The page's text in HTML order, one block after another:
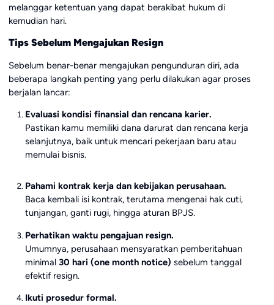
melanggar ketentuan yang dapat berakibat hukum di
kemudian hari.
Tips Sebelum Mengajukan Resign
Sebelum benar-benar mengajukan pengunduran diri, ada
beberapa langkah penting yang perlu dilakukan agar proses
berjalan lancar:
Evaluasi kondisi finansial dan rencana karier.
Pastikan kamu memiliki dana darurat dan rencana kerja
selanjutnya, baik untuk mencari pekerjaan baru atau
memulai bisnis.
Pahami kontrak kerja dan kebijakan perusahaan.
Baca kembali isi kontrak, terutama mengenai hak cuti,
tunjangan, ganti rugi, hingga aturan BPJS.
Perhatikan waktu pengajuan resign.
Umumnya, perusahaan mensyaratkan pemberitahuan
minimal 30 hari (one month notice) sebelum tanggal
efektif resign.
Ikuti prosedur formal.